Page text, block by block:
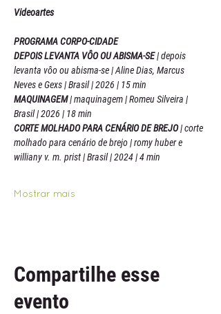
Videoartes
PROGRAMA CORPO-CIDADE
DEPOIS LEVANTA VÔO OU ABISMA-SE | depois
levanta vôo ou abisma-se | Aline Dias, Marcus
Neves e Gexs | Brasil | 2026 | 15 min
MAQUINAGEM | maquinagem | Romeu Silveira |
Brasil | 2026 | 18 min
CORTE MOLHADO PARA CENÁRIO DE BREJO | corte
molhado para cenário de brejo | romy huber e
williany v. m. prist | Brasil | 2024 | 4 min
Mostrar mais
Compartilhe esse
evento